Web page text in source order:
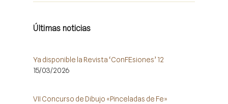
Últimas noticias
Ya disponible la Revista ‘ConFEsiones’ 12
15/03/2026
VII Concurso de Dibujo «Pinceladas de Fe»